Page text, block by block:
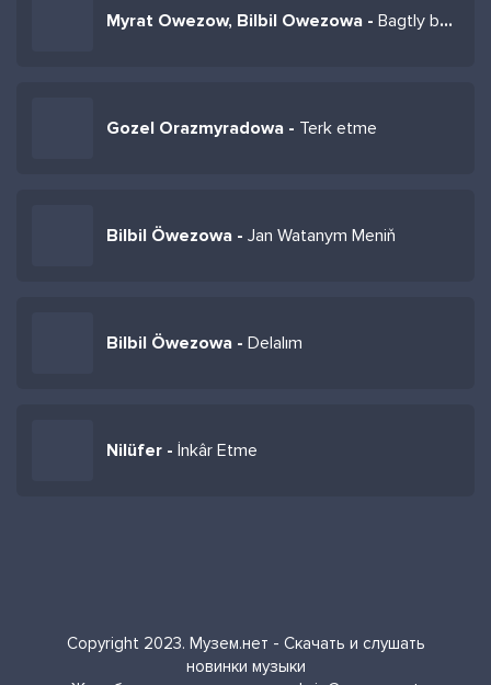
Myrat Owezow, Bilbil Owezowa - Bagtly bolmak ýaraşýar
Gozel Orazmyradowa - Terk etme
Bilbil Öwezowa - Jan Watanym Meniň
Bilbil Öwezowa - Delalım
Nilüfer - İnkâr Etme
Copyright 2023. Музем.нет - Скачать и слушать
новинки музыки